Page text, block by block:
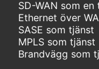
SD-WAN som en
Ethernet över
SASE som tjänst
MPLS som tjänst
Brandvägg som